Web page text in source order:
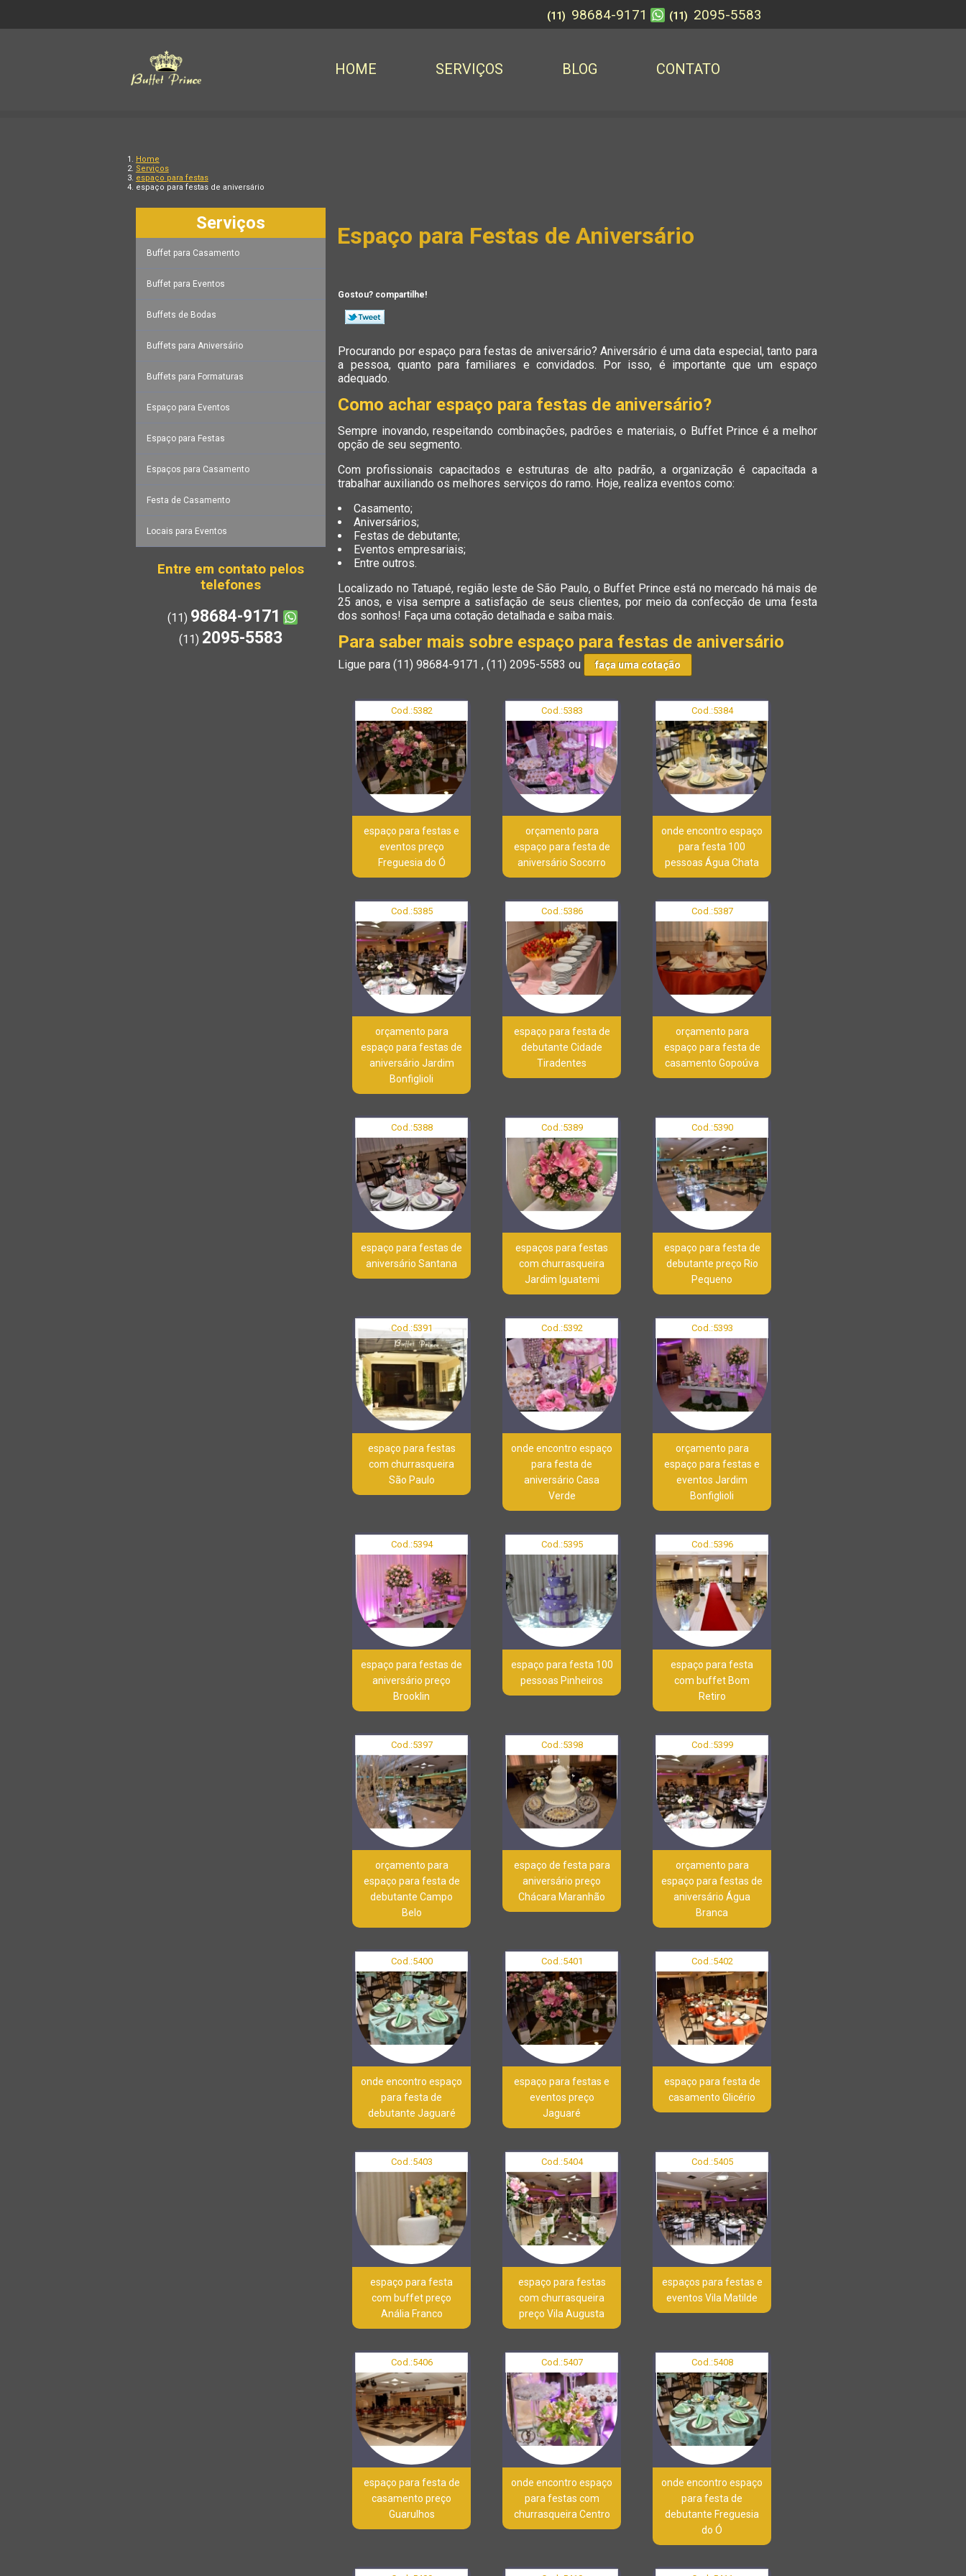
HOME SERVIÇOS BLOG CONTATO
(11) 98684-9171 (11) 2095-5583
Home
Serviços
espaço para festas
espaço para festas de aniversário
Serviços
Buffet para Casamento
Buffet para Eventos
Buffets de Bodas
Buffets para Aniversário
Buffets para Formaturas
Espaço para Eventos
Espaço para Festas
Espaços para Casamento
Festa de Casamento
Locais para Eventos
Entre em contato pelos
telefones
(11) 98684-9171
(11) 2095-5583
Espaço para Festas de Aniversário
Gostou? compartilhe!
Procurando por espaço para festas de aniversário? Aniversário é uma data especial, tanto para
a pessoa, quanto para familiares e convidados. Por isso, é importante que um espaço
adequado.
Como achar espaço para festas de aniversário?
Sempre inovando, respeitando combinações, padrões e materiais, o Buffet Prince é a melhor
opção de seu segmento.
Com profissionais capacitados e estruturas de alto padrão, a organização é capacitada a
trabalhar auxiliando os melhores serviços do ramo. Hoje, realiza eventos como:
Casamento;
Aniversários;
Festas de debutante;
Eventos empresariais;
Entre outros.
Localizado no Tatuapé, região leste de São Paulo, o Buffet Prince está no mercado há mais de
25 anos, e visa sempre a satisfação de seus clientes, por meio da confecção de uma festa
dos sonhos! Faça uma cotação detalhada e saiba mais.
Para saber mais sobre espaço para festas de aniversário
Ligue para(11) 98684-9171 ,(11) 2095-5583 ou faça uma cotação
Cod.:5382
espaço para festas e
eventos preço
Freguesia do Ó
Cod.:5383
orçamento para
espaço para festa de
aniversário Socorro
Cod.:5384
onde encontro espaço
para festa 100
pessoas Água Chata
Cod.:5385
orçamento para
espaço para festas de
aniversário Jardim
Bonfiglioli
Cod.:5386
espaço para festa de
debutante Cidade
Tiradentes
Cod.:5387
orçamento para
espaço para festa de
casamento Gopoúva
Cod.:5388
espaço para festas de
aniversário Santana
Cod.:5389
espaços para festas
com churrasqueira
Jardim Iguatemi
Cod.:5390
espaço para festa de
debutante preço Rio
Pequeno
Cod.:5391
espaço para festas
com churrasqueira
São Paulo
Cod.:5392
onde encontro espaço
para festa de
aniversário Casa
Verde
Cod.:5393
orçamento para
espaço para festas e
eventos Jardim
Bonfiglioli
Cod.:5394
espaço para festas de
aniversário preço
Brooklin
Cod.:5395
espaço para festa 100
pessoas Pinheiros
Cod.:5396
espaço para festa
com buffet Bom
Retiro
Cod.:5397
orçamento para
espaço para festa de
debutante Campo
Belo
Cod.:5398
espaço de festa para
aniversário preço
Chácara Maranhão
Cod.:5399
orçamento para
espaço para festas de
aniversário Água
Branca
Cod.:5400
onde encontro espaço
para festa de
debutante Jaguaré
Cod.:5401
espaço para festas e
eventos preço
Jaguaré
Cod.:5402
espaço para festa de
casamento Glicério
Cod.:5403
espaço para festa
com buffet preço
Anália Franco
Cod.:5404
espaço para festas
com churrasqueira
preço Vila Augusta
Cod.:5405
espaços para festas e
eventos Vila Matilde
Cod.:5406
espaço para festa de
casamento preço
Guarulhos
Cod.:5407
onde encontro espaço
para festas com
churrasqueira Centro
Cod.:5408
onde encontro espaço
para festa de
debutante Freguesia
do Ó